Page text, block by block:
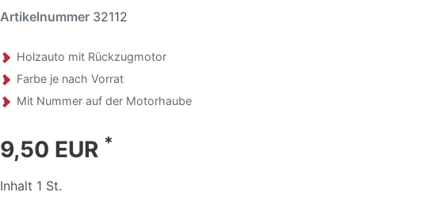
Artikelnummer 32112
Holzauto mit Rückzugmotor
Farbe je nach Vorrat
Mit Nummer auf der Motorhaube
9,50 EUR *
Inhalt 1 St.